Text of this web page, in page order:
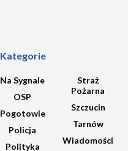
Kategorie
Na Sygnale
OSP
Pogotowie
Policja
Polityka
Straż
Pożarna
Szczucin
Tarnów
Wiadomości